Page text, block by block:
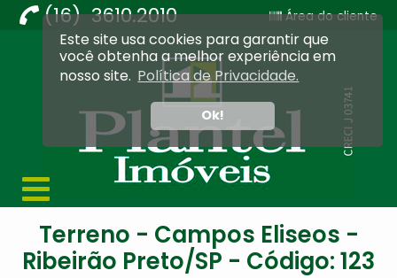
Este site usa cookies para garantir que
você obtenha a melhor experiência em
nosso site. Política de Privacidade.
Ok!
(16) 3610.2010 Área do cliente
Imobiliária Ribeirão Preto - Plantel Imóveis
Terreno - Campos Eliseos -
Ribeirão Preto/SP - Código: 123